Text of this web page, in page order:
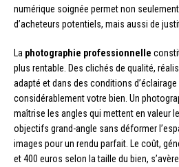
numérique soignée permet non
d’acheteurs potentiels, mais aussi de
La photographie professionnelle
plus rentable. Des clichés de qualité,
adapté et dans des conditions
considérablement votre bien. Un
maîtrise les angles qui mettent en valeur
objectifs grand-angle sans déformer
images pour un rendu parfait. Le coût,
et 400 euros selon la taille du bien,